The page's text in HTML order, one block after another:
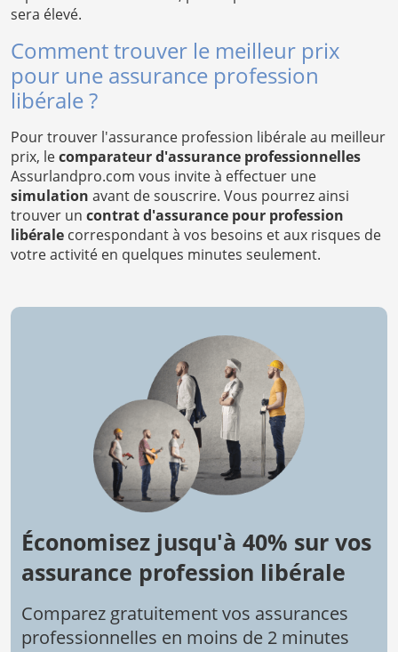
sera élevé.
Comment trouver le meilleur prix
pour une assurance profession
libérale ?
Pour trouver l'assurance profession libérale au meilleur
prix, lecomparateur d'assurance professionnelles
Assurlandpro.com vous invite à effectuer une
simulation avant de souscrire. Vous pourrez ainsi
trouver un contrat d'assurance pour profession
libérale correspondant à vos besoins et aux risques de
votre activité en quelques minutes seulement.
Économisez jusqu'à 40% sur vos
assurance profession libérale
Comparez gratuitement vos assurances
professionnelles en moins de 2 minutes